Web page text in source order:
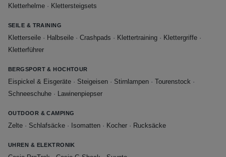
Kletterhelme · Klettersteigsets
SEILE & TRAINING
Kletterseile · Halbseile · Crashpads · Klettertraining · Klettergriffe ·
Kletterführer
BERGSPORT & HOCHTOUR
Eispickel & Eisgeräte · Steigeisen · Stirnlampen · Tourenstock ·
Schneeschuhe · Lawinenpiepser
OUTDOOR & CAMPING
Zelte · Schlafsäcke · Isomatten · Kocher · Rucksäcke
UHREN & ELEKTRONIK